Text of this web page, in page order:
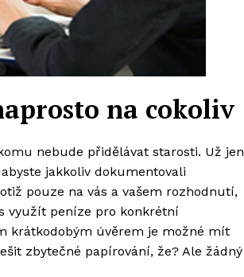
na cokoliv
nebude přidělávat starosti. Už jen
jakkoliv dokumentovali
pouze na vás a vašem rozhodnutí,
využít peníze pro konkrétní
krátkodobým úvěrem je možné mít
zbytečné papírování, že? Ale žádný